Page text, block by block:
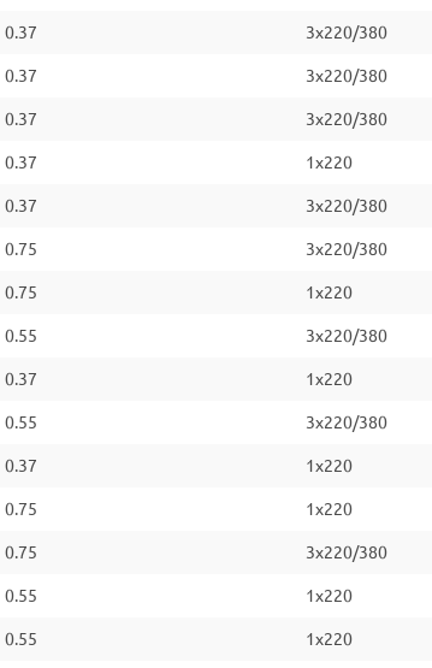
0.37 3x220/380
0.37 3x220/380
0.37 3x220/380
0.37 1x220
0.37 3x220/380
0.75 3x220/380
0.75 1x220
0.55 3x220/380
0.37 1x220
0.55 3x220/380
0.37 1x220
0.75 1x220
0.75 3x220/380
0.55 1x220
0.55 1x220